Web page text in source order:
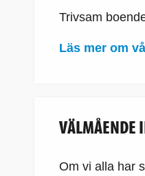
Trivsam
Läs mer om
VÄLMÅENDE
Om vi alla har